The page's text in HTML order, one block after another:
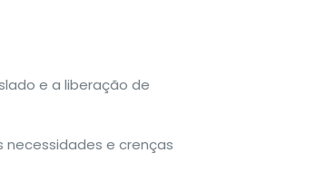
e a liberação de
e crenças